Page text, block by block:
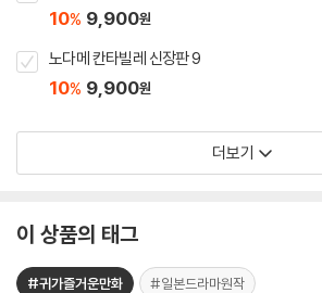
10% 9,900원
노다메 칸타빌레 신장판 9
10% 9,900원
더보기
이 상품의 태그
#귀가즐거운만화 #일본드라마원작